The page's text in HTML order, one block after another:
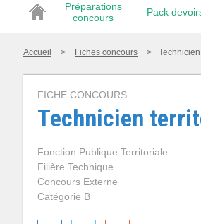
Préparations
concours
Pack
Accueil > Fiches concours >
FICHE CONCOURS
Technicien
Fonction Publique Territoriale
Filière Technique
Concours Externe
Catégorie B